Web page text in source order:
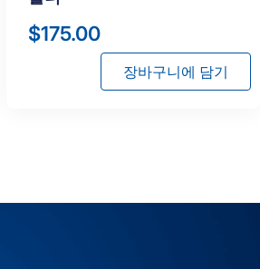
$175.00
장바구니에 담기